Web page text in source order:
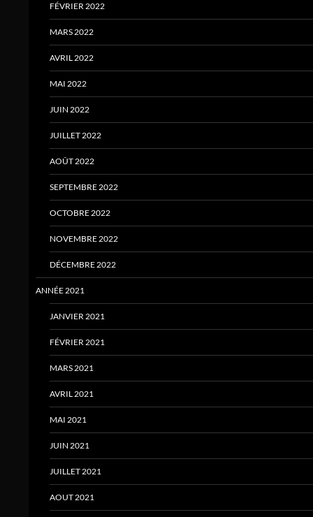
FÉVRIER 2022
MARS 2022
AVRIL 2022
MAI 2022
JUIN 2022
JUILLET 2022
AOÛT 2022
SEPTEMBRE 2022
OCTOBRE 2022
NOVEMBRE 2022
DÉCEMBRE 2022
ANNÉE 2021
JANVIER 2021
FÉVRIER 2021
MARS 2021
AVRIL 2021
MAI 2021
JUIN 2021
JUILLET 2021
AOUT 2021